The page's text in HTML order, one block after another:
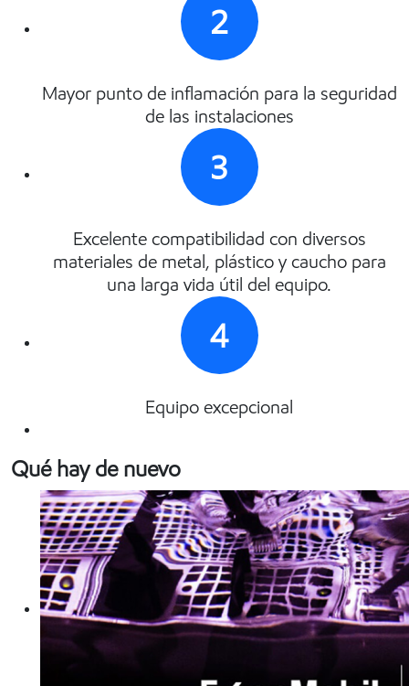
2
Mayor punto de inflamación para la seguridad
de las instalaciones
3
Excelente compatibilidad con diversos
materiales de metal, plástico y caucho para
una larga vida útil del equipo.
4
Equipo excepcional
Qué hay de nuevo